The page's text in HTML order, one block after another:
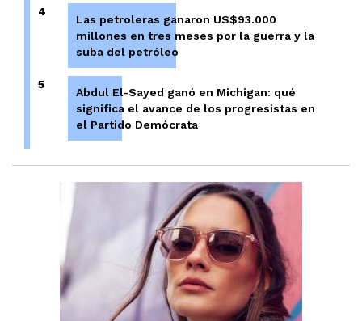
4
Las petroleras ganaron US$93.000
millones en tres meses por la guerra y la
suba del petróleo
5
Abdul El-Sayed ganó en Michigan: qué
significa el avance de los progresistas en
el Partido Demócrata